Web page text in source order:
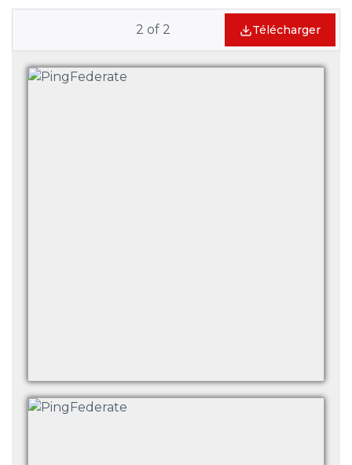
2 of 2 Télécharger